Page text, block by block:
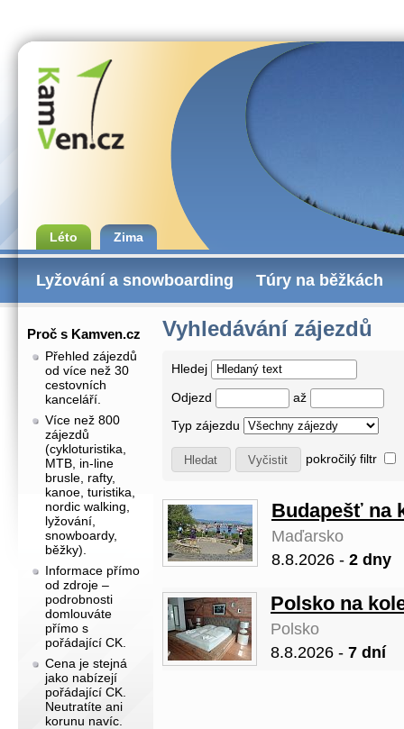
Léto Zima
Lyžování a snowboarding Túry na běžkách
Proč s Kamven.cz
Přehled zájezdů
od více než 30
cestovních
kanceláří.
Více než 800
zájezdů
(cykloturistika,
MTB, in-line
brusle, rafty,
kanoe, turistika,
nordic walking,
lyžování,
snowboardy,
běžky).
Informace přímo
od zdroje –
podrobnosti
domlouváte
přímo s
pořádající CK.
Cena je stejná
jako nabízejí
pořádající CK.
Neutratíte ani
korunu navíc.
Vyhledávání zájezdů
Hledej
Odjezd
až
Typ zájezdu
pokročilý filtr
Budapešť na
Maďarsko
8.8.2026 - 2 dny
Polsko na
Polsko
8.8.2026 - 7 dní